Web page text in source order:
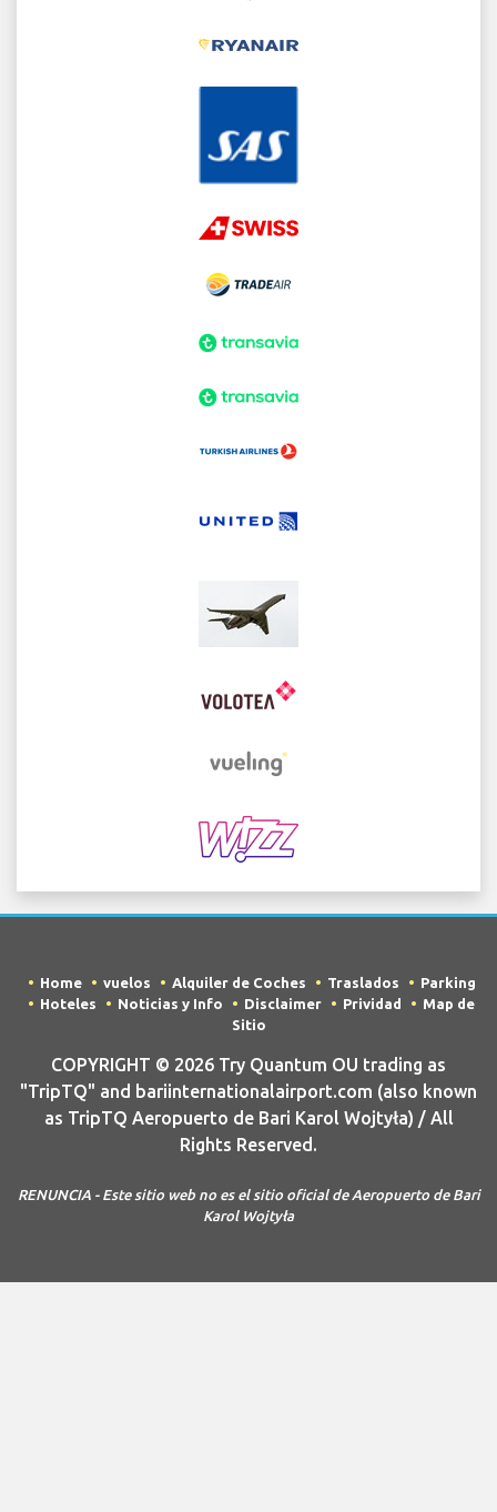
Home vuelos Alquiler de Coches Traslados
Parking
Hoteles
Noticias y Info Disclaimer Prividad
Map de
Sitio
COPYRIGHT © 2026 Try Quantum OU trading as
"TripTQ" and bariinternationalairport.com (also known
as TripTQ Aeropuerto de Bari Karol Wojtyła) / All
Rights Reserved.
RENUNCIA - Este sitio web no es el sitio oficial de Aeropuerto de Bari
Karol Wojtyła